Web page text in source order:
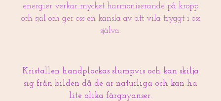
energier verkar mycket harmoniserande på kropp
och själ och ger oss en känsla av att vila tryggt i oss
själva.
Kristallen handplockas slumpvis och kan skilja
sig från bilden då de är naturliga och kan ha
lite olika färgnyanser.